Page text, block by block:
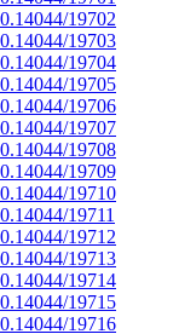
19702
19703
19704
19705
19706
19707
19708
19709
19710
19711
19712
19713
19714
19715
19716